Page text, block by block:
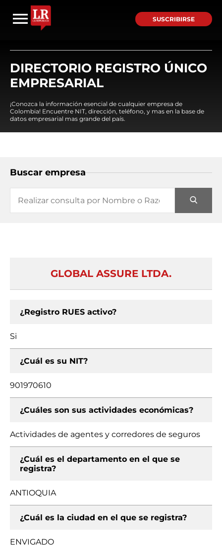
SUSCRIBIRSE
DIRECTORIO REGISTRO ÚNICO
EMPRESARIAL
¡Conozca la información esencial de cualquier empresa de
Colombia! Encuentre NIT, dirección, teléfono, y mas en la base de
datos empresarial mas grande del país.
Buscar empresa
GLOBAL ASSURE LTDA.
¿Registro RUES activo?
Si
¿Cuál es su NIT?
901970610
¿Cuáles son sus actividades económicas?
Actividades de agentes y corredores de seguros
¿Cuál es el departamento en el que se
registra?
ANTIOQUIA
¿Cuál es la ciudad en el que se registra?
ENVIGADO